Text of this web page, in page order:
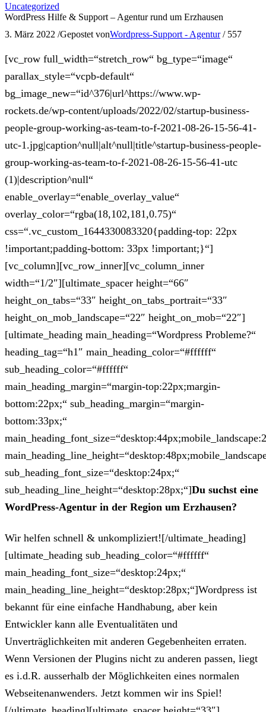
Uncategorized
WordPress Hilfe & Support – Agentur rund um Erzhausen
3. März 2022 /Gepostet vonWordpress-Support - Agentur / 557
[vc_row full_width=“stretch_row“ bg_type=“image“
parallax_style=“vcpb-default“
bg_image_new=“id^376|url^https://www.wp-
rockets.de/wp-content/uploads/2022/02/startup-business-
people-group-working-as-team-to-f-2021-08-26-15-56-41-
utc-1.jpg|caption^null|alt^null|title^startup-business-people-
group-working-as-team-to-f-2021-08-26-15-56-41-utc
(1)|description^null“
enable_overlay=“enable_overlay_value“
overlay_color=“rgba(18,102,181,0.75)“
css=“.vc_custom_1644330083320{padding-top: 22px
!important;padding-bottom: 33px !important;}“]
[vc_column][vc_row_inner][vc_column_inner
width=“1/2″][ultimate_spacer height=“66″
height_on_tabs=“33″ height_on_tabs_portrait=“33″
height_on_mob_landscape=“22″ height_on_mob=“22″]
[ultimate_heading main_heading=“Wordpress Probleme?“
heading_tag=“h1″ main_heading_color=“#ffffff“
sub_heading_color=“#ffffff“
main_heading_margin=“margin-top:22px;margin-
bottom:22px;“ sub_heading_margin=“margin-
bottom:33px;“
sub_heading_font_size=“desktop:24px;“
sub_heading_line_height=“desktop:28px;“]Du suchst eine
WordPress-Agentur in der Region um Erzhausen?
Wir helfen schnell & unkompliziert![/ultimate_heading]
[ultimate_heading sub_heading_color=“#ffffff“
main_heading_font_size=“desktop:24px;“
main_heading_line_height=“desktop:28px;“]Wordpress ist
bekannt für eine einfache Handhabung, aber kein
Entwickler kann alle Eventualitäten und
Unverträglichkeiten mit anderen Gegebenheiten erraten.
Wenn Versionen der Plugins nicht zu anderen passen, liegt
es i.d.R. ausserhalb der Möglichkeiten eines normalen
Webseitenanwenders. Jetzt kommen wir ins Spiel!